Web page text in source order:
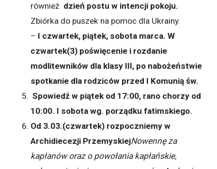
również dzień postu w intencji pokoju.
Zbiórka do puszek na pomoc dla Ukrainy.
– I czwartek, piątek, sobota marca. W
czwartek(3) poświęcenie i rozdanie
modlitewników dla klasy III, po nabożeństwie
spotkanie dla rodziców przed I Komunią św.
Spowiedź w piątek od 17:00, rano chorzy od
10:00. I sobota wg. porządku fatimskiego.
Od 3.03.(czwartek) rozpoczniemy w
Archidiecezji PrzemyskiejNowennę za
kapłanów oraz o powołania kapłańskie,